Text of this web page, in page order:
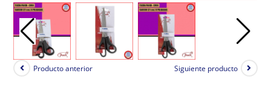
Producto anterior Siguiente producto